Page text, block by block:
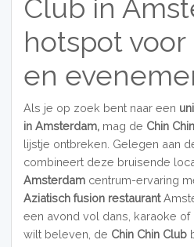
Club in
hotspot voor
en
Als je op zoek bent naar een
in Amsterdam,mag de Chin
lijstje ontbreken. Gelegen aan
combineert deze bruisende
Amsterdamcentrum-ervaring
Aziatisch fusion restaurant
een avond vol dans, karaoke
wilt beleven, de Chin Chin Club